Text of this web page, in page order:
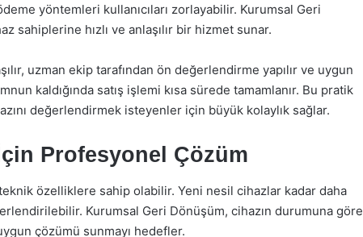
yöntemleri kullanıcıları zorlayabilir. Kurumsal Geri
sahiplerine hızlı ve anlaşılır bir hizmet sunar.
uzman ekip tarafından ön değerlendirme yapılır ve uygun
kaldığında satış işlemi kısa sürede tamamlanır. Bu pratik
değerlendirmek isteyenler için büyük kolaylık sağlar.
Profesyonel Çözüm
özelliklere sahip olabilir. Yeni nesil cihazlar kadar daha
Kurumsal Geri Dönüşüm, cihazın durumuna göre
çözümü sunmayı hedefler.